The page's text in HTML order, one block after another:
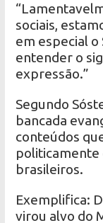
sociais,
em especial o
entender o
expressão.”
Segundo
bancada
conteúdos
politicamente
brasileiros.
Exemplifica:
virou alvo do